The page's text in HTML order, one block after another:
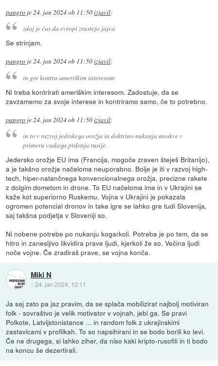
pangro je24. jan 2024 ob 11:50izjavil:
zdaj je čas da evropi zrastejo jajca
Se strinjam.
pangro je24. jan 2024 ob 11:50izjavil:
in gre kontra ameriškim interesom
Ni treba kontrirati ameriškim interesom. Zadostuje, da se
zavzamemo za svoje interese in kontriramo samo, če to potrebno.
pangro je24. jan 2024 ob 11:50izjavil:
in to v razvoj jedrskega orožja in doktrino nukanja moskve v
primeru vsakega prdenja rusije.
Jedersko orožje EU ima (Francija, mogoče zraven šteješ Britanijo),
a je takšno orožje načeloma neuporabno. Bolje je iti v razvoj high-
tech, hiper-natančnega konvencionalnega orožja, precizne rakete
z dolgim dometom in drone. To EU načeloma ima in v Ukrajini se
kaže kot superiorno Ruskemu. Vojna v Ukrajini je pokazala
ogromen potencial dronov in take igre se lahko gre tudi Slovenija,
saj takšna podjetja v Sloveniji so.
Ni nobene potrebe po nukanju kogarkoli. Potreba je po tem, da se
hitro in zanesljivo likvidira prave ljudi, kjerkoli že so. Večina ljudi
noče vojne. Če zradiraš prave, se vojna konča.
Miki N
::24. jan 2024, 12:11
Ja saj zato pa jaz pravim, da se splača mobilizirat najbolj motiviran
folk - sovraštvo je velik motivator v vojnah, jebi ga. Se pravi
Polkote, Latvijstonistance ... in random folk z ukrajinskimi
zastavicami v profilkah. To so napsihirani in se bodo borili ko levi.
Če ne drugega, si lahko ziher, da niso kaki kripto-rusofili in ti bodo
na koncu še dezertirali.